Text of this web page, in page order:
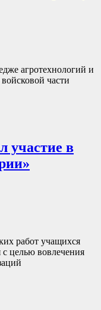
агротехнологий и
части
участие в
работ учащихся
целью вовлечения